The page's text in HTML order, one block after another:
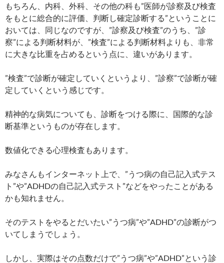
もちろん、内科、外科、その他の科も”医師が診察及び検査
をもとに総合的に評価、判断し確定診断する”ということに
おいては、同じなのですが、”診察及び検査”のうち、”診
察”による判断材料が、”検査”による判断材料よりも、非常
に大きな比重を占めるという点に、違いがあります。
”検査”で診断が確定していくというより、”診察”で診断が確
定していくという感じです。
精神的な病気についても、診断をつける際に、国際的な診
断基準というものが存在します。
数値化できる心理検査もあります。
みなさんもインターネット上で、”うつ病の自己記入式テス
ト”や”ADHDの自己記入式テスト”などをやったことがある
かも知れません。
そのテストをやるとだいたい”うつ病”や”ADHD”の診断がつ
いてしまうでしょう。
しかし、実際はその点数だけで”うつ病”や”ADHD”という診